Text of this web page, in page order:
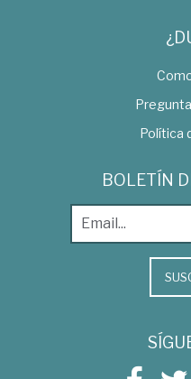
Política
BOLETÍN